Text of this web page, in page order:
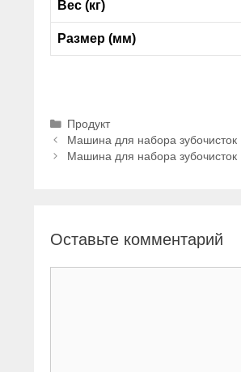
Вес (кг)
Размер (мм)
Рубрики
Продукт
Машина для набора зубочисток
Машина для набора зубочисток
Оставьте комментарий